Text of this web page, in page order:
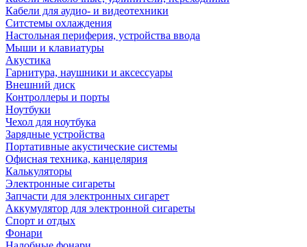
Кабели для аудио- и видеотехники
Ситстемы охлаждения
Настольная периферия, устройства ввода
Мыши и клавиатуры
Акустика
Гарнитура, наушники и аксессуары
Внешний диск
Контроллеры и порты
Ноутбуки
Чехол для ноутбука
Зарядные устройства
Портативные акустические системы
Офисная техника, канцелярия
Калькуляторы
Электронные сигареты
Запчасти для электронных сигарет
Аккумулятор для электронной сигареты
Спорт и отдых
Фонари